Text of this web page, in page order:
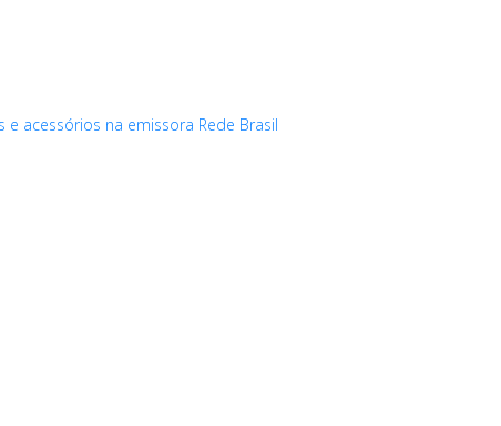
acessórios na emissora Rede Brasil